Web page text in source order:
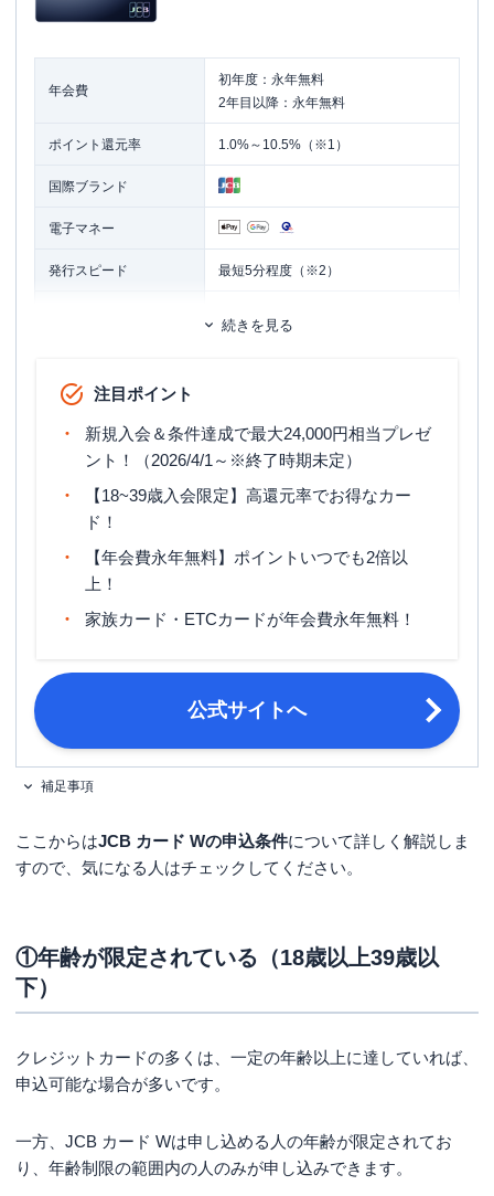
年会費
初年度：永年無料
2年目以降：永年無料
ポイント還元率 1.0%～10.5%（※1）
国際ブランド
電子マネー
発行スピード 最短5分程度（※2）
家族カード
ETCカード発行期間 最短1週間
マイル還元率（最大） 0.3％～0.78％
ポイント名
締め日・支払日 公式サイト参照
申し込み条件
方。または高校生を除く18歳以上で学
金融機関のスマホアプリやキャッシュ
続きを見る
注目ポイント
新規入会＆条件達成で最大24,000円相当プレゼ
ント！（2026/4/1～※終了時期未定）
【18~39歳入会限定】高還元率でお得なカー
ド！
【年会費永年無料】ポイントいつでも2倍以
上！
家族カード・ETCカードが年会費永年無料！
公式サイトへ
補足事項
ここからはJCB カード Wの申込条件について詳しく解説しま
すので、気になる人はチェックしてください。
①年齢が限定されている（18歳以上39歳以
下）
クレジットカードの多くは、一定の年齢以上に達していれば、
申込可能な場合が多いです。
一方、JCB カード Wは申し込める人の年齢が限定されてお
り、年齢制限の範囲内の人のみが申し込みできます。